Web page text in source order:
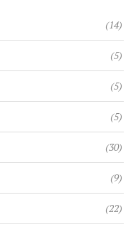
(14)
(5)
(5)
(5)
(30)
(9)
(22)